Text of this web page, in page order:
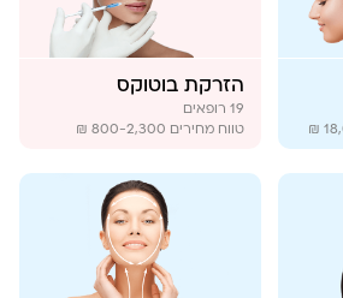
הזרקת בוטוקס
19 רופאים
טווח מחירים 800-2,300 ₪